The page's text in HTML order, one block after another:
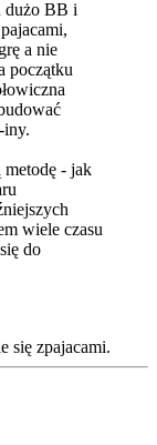
dużo BB i
a nie
początku
iny.
metodę - jak
wiele czasu
do
się zpajacami.